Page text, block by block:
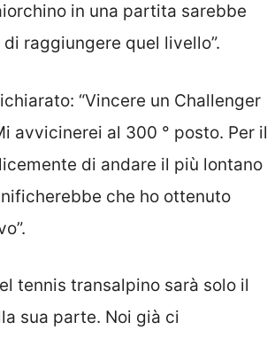
in una partita sarebbe
raggiungere quel livello”.
“Vincere un Challenger
avvicinerei al 300 ° posto. Per il
di andare il più lontano
che ho ottenuto
tennis transalpino sarà solo il
sua parte. Noi già ci